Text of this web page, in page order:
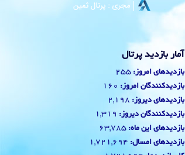
آمار بازدید پرتال
بازدیدهای امروز: 255
بازدیدکنندگان امروز: 160
بازدیدهای دیروز: 2,198
بازدیدکنندگان دیروز: 1,319
بازدیدهای این ماه: 63,785
بازدیدهای امسال: 1,721,694